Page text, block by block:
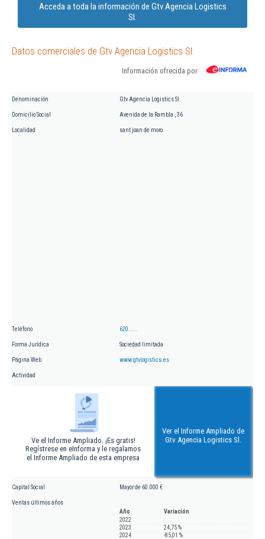
Acceda a toda la información de Gtv Agencia Logistics
Sl.
Datos comerciales de Gtv Agencia Logistics Sl.
Información ofrecida por
Denominación Gtv Agencia Logistics Sl.
Domicilio Social Avenida de la Rambla , 36
Localidad sant joan de moro
Teléfono 620.....
Forma Jurídica Sociedad limitada
Página Web www.gtvlogistics.es
Actividad
Ve el Informe Ampliado. ¡Es gratis!
Regístrese en eInforma y le regalamos
el Informe Ampliado de esta empresa
Ver el Informe Ampliado de
Gtv Agencia Logistics Sl.
Capital Social Mayor de 60.000 €
Ventas últimos años
Año
Variación
2022
2023
24,75 %
2024
-85,01 %